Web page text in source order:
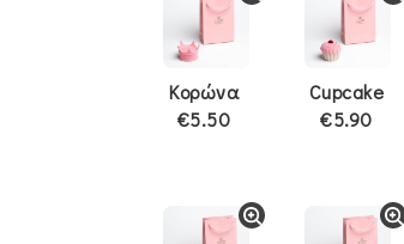
Κορώνα
€5.50
Cupcake
€5.90